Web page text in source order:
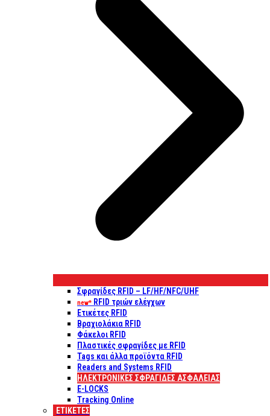
Σφραγίδες RFID – LF/HF/NFC/UHF
new* RFID τριών ελέγχων
Ετικέτες RFID
Βραχιολάκια RFID
Φάκελοι RFID
Πλαστικές σφραγίδες με RFID
Tags και άλλα προϊόντα RFID
Readers and Systems RFID
ΗΛΕΚΤΡΟΝΙΚΕΣ ΣΦΡΑΓΙΔΕΣ ΑΣΦΑΛΕΙΑΣ
E-LOCKS
Tracking Online
ΕΤΙΚΈΤΕΣ